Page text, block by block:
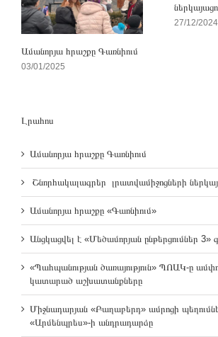
Ամանորյա հրաշքը Գառնիում
03/01/2025
27/12/2024
Լրահոս
Ամանորյա հրաշքը Գառնիում
Շնորհակալագրեր լրատվամիջոցների
Ամանորյա հրաշքը «Գառնիում»
Անցկացվել է «Մեծամորյան ընթերցումներ 3»
«Պահպանության ծառայություն» ՊՈԱԿ-ը
կատարած աշխատանքները
Միջնադարյան «Բաղաբերդ» ամրոցի
«Արմենպրես»-ի անդրադարձը